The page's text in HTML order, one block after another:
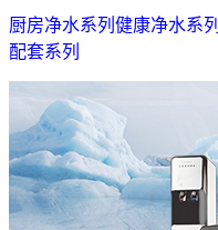
厨房净水系列 健康净水系列
配套系列